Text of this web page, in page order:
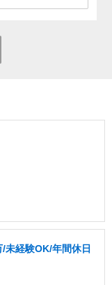
未経験OK/年間休日